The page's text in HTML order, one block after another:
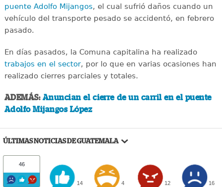
puente Adolfo Mijangos, el cual sufrió daños cuando un
vehículo del transporte pesado se accidentó, en febrero
pasado.
En días pasados, la Comuna capitalina ha realizado
trabajos en el sector, por lo que en varias ocasiones han
realizado cierres parciales y totales.
ADEMÁS: Anuncian el cierre de un carril en el puente
Adolfo Mijangos López
ÚLTIMAS NOTICIAS DE GUATEMALA
46
14 4 12 16